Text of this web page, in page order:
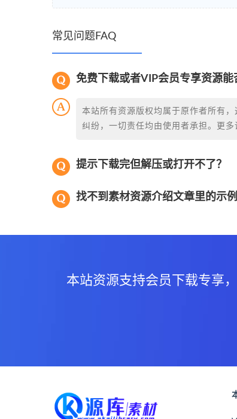
常见问题FAQ
免费下载或者VIP会员专享资源能
本站所有资源版权均属于原作者所有
纠纷，一切责任均由使用者承担。更多
提示下载完但解压或打开不了？
找不到素材资源介绍文章里的示例
本站资源支持会员下载专享